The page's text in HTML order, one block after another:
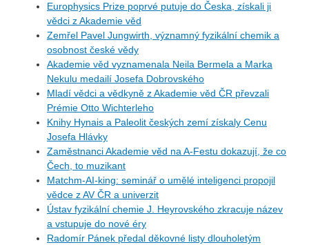
Europhysics Prize poprvé putuje do Česka, získali ji
vědci z Akademie věd
Zemřel Pavel Jungwirth, významný fyzikální chemik a
osobnost české vědy
Akademie věd vyznamenala Neila Bermela a Marka
Nekulu medailí Josefa Dobrovského
Mladí vědci a vědkyně z Akademie věd ČR převzali
Prémie Otto Wichterleho
Knihy Hynais a Paleolit českých zemí získaly Cenu
Josefa Hlávky
Zaměstnanci Akademie věd na A-Festu dokazují, že co
Čech, to muzikant
Matchm-AI-king: seminář o umělé inteligenci propojil
vědce z AV ČR a univerzit
Ústav fyzikální chemie J. Heyrovského zkracuje název
a vstupuje do nové éry
Radomír Pánek předal děkovné listy dlouholetým